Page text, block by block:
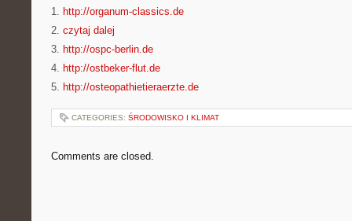
1. http://organum-classics.de
2. czytaj dalej
3. http://ospc-berlin.de
4. http://ostbeker-flut.de
5. http://osteopathietieraerzte.de
CATEGORIES: ŚRODOWISKO I KLIMAT
Comments are closed.